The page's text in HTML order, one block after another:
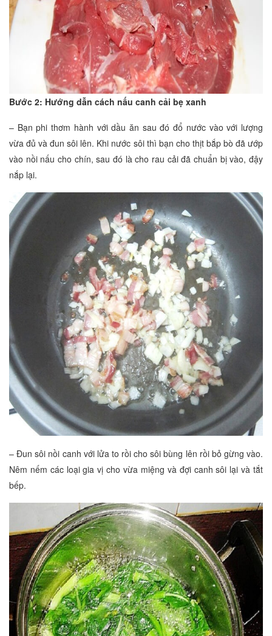
Bước 2: Hướng dẫn cách nấu canh cải bẹ xanh
– Bạn phi thơm hành với dầu ăn sau đó đổ nước vào với lượng
vừa đủ và đun sôi lên. Khi nước sôi thì bạn cho thịt bắp bò đã ướp
vào nồi nấu cho chín, sau đó là cho rau cải đã chuẩn bị vào, đậy
nắp lại.
– Đun sôi nồi canh với lửa to rồi cho sôi bùng lên rồi bỏ gừng vào.
Nêm nếm các loại gia vị cho vừa miệng và đợi canh sôi lại và tắt
bếp.